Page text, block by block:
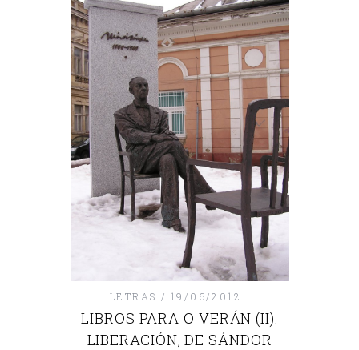
LETRAS 19/06/2012
LIBROS PARA O VERÁN (II):
LIBERACIÓN, DE SÁNDOR